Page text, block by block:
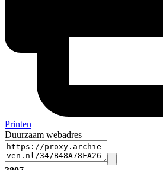
Printen
Duurzaam webadres